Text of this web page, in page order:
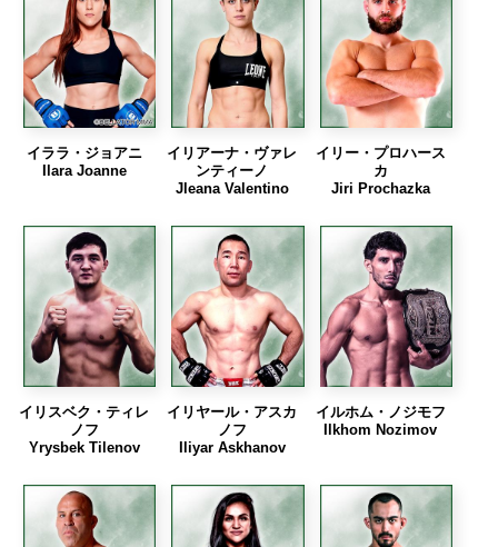
イララ・ジョアニ
Ilara Joanne
イリアーナ・ヴァレ
ンティーノ
Jleana Valentino
イリー・プロハース
カ
Jiri Prochazka
イリスベク・ティレ
ノフ
Yrysbek Tilenov
イリヤール・アスカ
ノフ
Iliyar Askhanov
イルホム・ノジモフ
Ilkhom Nozimov